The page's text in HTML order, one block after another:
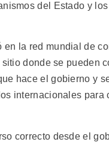
del Estado y
en la red mundial de
sitio donde se pueden
hace el gobierno y
internacionales para
correcto desde el